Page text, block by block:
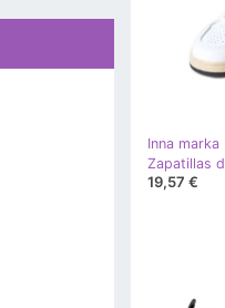
Inna marka
19,57 €